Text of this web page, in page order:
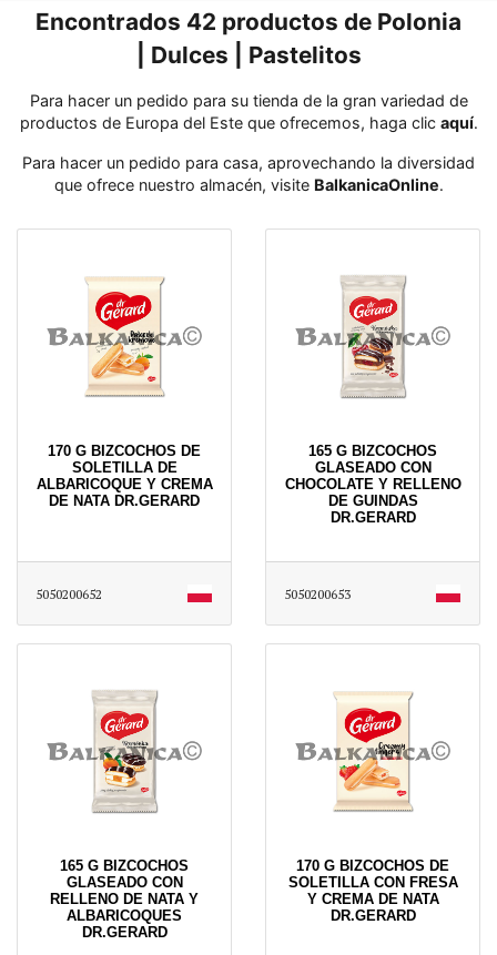
Encontrados 42 productos de Polonia
| Dulces | Pastelitos
Para hacer un pedido para su tienda de la gran variedad de
productos de Europa del Este que ofrecemos, haga clic aquí․
Para hacer un pedido para casa, aprovechando la diversidad
que ofrece nuestro almacén, visite BalkanicaOnline․
170 G BIZCOCHOS DE
SOLETILLA DE
ALBARICOQUE Y CREMA
DE NATA DR.GERARD
5050200652
165 G BIZCOCHOS
GLASEADO CON
CHOCOLATE Y RELLENO
DE GUINDAS
DR.GERARD
5050200653
165 G BIZCOCHOS
GLASEADO CON
RELLENO DE NATA Y
ALBARICOQUES
DR.GERARD
170 G BIZCOCHOS DE
SOLETILLA CON FRESA
Y CREMA DE NATA
DR.GERARD